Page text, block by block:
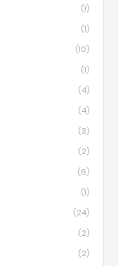
(1)
(1)
(10)
(1)
(4)
(4)
(3)
(2)
(6)
(1)
(24)
(2)
(2)